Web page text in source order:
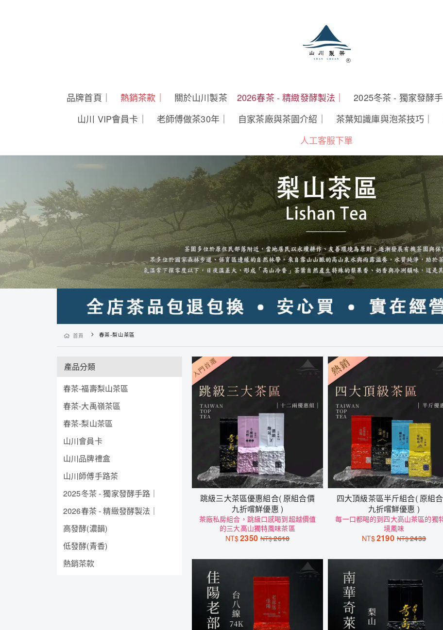
品牌首頁｜ 熱銷茶款｜ 關於山川製茶 2026春茶 - 精緻發酵製法｜ 2025冬茶 - 獨家發酵手
山川 VIP會員卡｜
老師傅做茶30年｜ 自家茶廠與茶園介紹｜ 茶葉知識庫與泡茶技巧｜
人工客服下單
首頁 春茶-梨山茶區
產品分類
春茶-福壽梨山茶區
春茶-大禹嶺茶區
春茶-梨山茶區
山川會員卡
山川品牌禮盒
山川師傅手路茶
2025冬茶 - 獨家發酵手路｜
2026春茶 - 精緻發酵製法｜
高發酵(濃韻)
低發酵(青香)
熱銷茶款
跳級三大茶區優惠組合( 原組合價
九折嚐鮮優惠 )
茶廠私房組合，跳級口感喝到超越價值
的三大高山獨特風味茶區
NT$2350 NT$2610
四大頂級茶區半斤組合( 原組
九折嚐鮮優惠 )
每一口都喝的到四大高山茶區的獨
境風味
NT$2190 NT$2433